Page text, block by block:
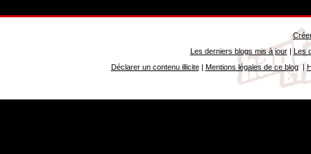
Les derniers blogs mis à jour| Les
Déclarer un contenu illicite| Mentions légales de ce blog|